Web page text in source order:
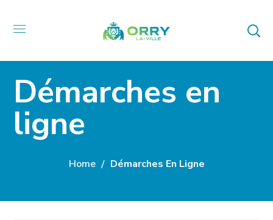
Démarches en
ligne
Home Démarches En Ligne